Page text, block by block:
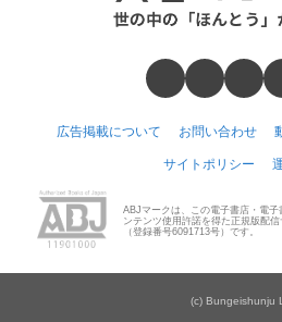
広告掲載について お問い合わせ
サイトポリシー
ABJマークは、この電子書店・電
ンテンツ使用許諾を得た正規版配
（登録番号6091713号）です。
(c) Bungeishunju